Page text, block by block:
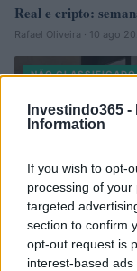
Investindo365 -
Information
If you wish to opt-
processing of
targeted
section to confirm
opt-out request is
interest-based
Real e cripto:
Rafael Oliveira · 10 ago
NÃO CLASSIFICADO